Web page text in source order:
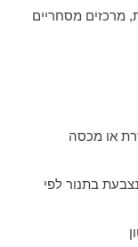
מרכזים מסחריים
או מכסה
בתנור לפי